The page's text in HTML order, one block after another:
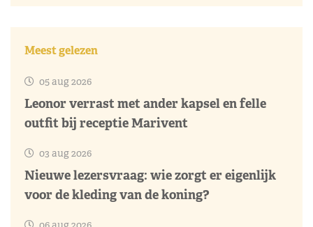
Meest gelezen
05 aug 2026
Leonor verrast met ander kapsel en felle
outfit bij receptie Marivent
03 aug 2026
Nieuwe lezersvraag: wie zorgt er eigenlijk
voor de kleding van de koning?